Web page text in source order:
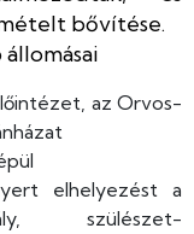
bővítése.
az Orvos-
elhelyezést a
szülészet-